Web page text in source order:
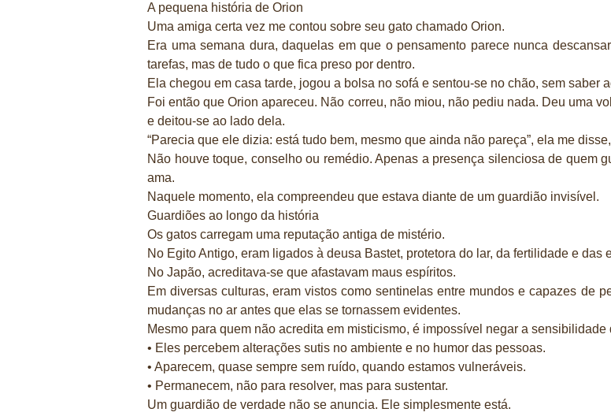
A pequena história de Orion
Uma amiga certa vez me contou sobre seu gato chamado Orion.
Era uma semana dura, daquelas em que o pensamento parece nunca
tarefas, mas de tudo o que fica preso por dentro.
Ela chegou em casa tarde, jogou a bolsa no sofá e sentou-se no chão, sem saber
Foi então que Orion apareceu. Não correu, não miou, não pediu nada. Deu uma
e deitou-se ao lado dela.
“Parecia que ele dizia: está tudo bem, mesmo que ainda não pareça”, ela me
Não houve toque, conselho ou remédio. Apenas a presença silenciosa de quem
ama.
Naquele momento, ela compreendeu que estava diante de um guardião invisível.
Guardiões ao longo da história
Os gatos carregam uma reputação antiga de mistério.
No Egito Antigo, eram ligados à deusa Bastet, protetora do lar, da fertilidade e das
No Japão, acreditava-se que afastavam maus espíritos.
Em diversas culturas, eram vistos como sentinelas entre mundos e capazes de
mudanças no ar antes que elas se tornassem evidentes.
Mesmo para quem não acredita em misticismo, é impossível negar a sensibilidade
• Eles percebem alterações sutis no ambiente e no humor das pessoas.
• Aparecem, quase sempre sem ruído, quando estamos vulneráveis.
• Permanecem, não para resolver, mas para sustentar.
Um guardião de verdade não se anuncia. Ele simplesmente está.